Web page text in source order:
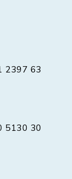
2397 63
5130 30